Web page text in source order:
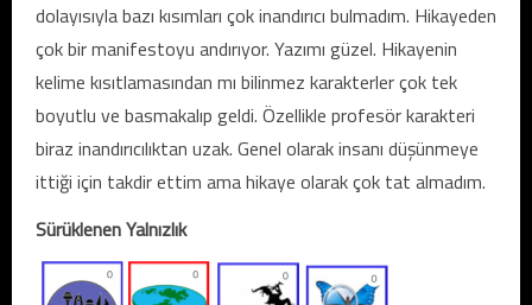
dolayısıyla bazı kısımları çok inandırıcı bulmadım. Hikayeden
çok bir manifestoyu andırıyor. Yazımı güzel. Hikayenin
kelime kısıtlamasından mı bilinmez karakterler çok tek
boyutlu ve basmakalıp geldi. Özellikle profesör karakteri
biraz inandırıcılıktan uzak. Genel olarak insanı düşünmeye
ittiği için takdir ettim ama hikaye olarak çok tat almadım.
Sürüklenen Yalnızlık